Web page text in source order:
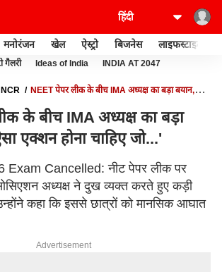
मनोरंजन खेल ऐस्ट्रो बिजनेस लाइफस्टाइल
गैलरी Ideas of India INDIA AT 2047
NCR
NEET पेपर लीक के बीच IMA अध्यक्ष का बड़ा बयान,
के बीच IMA अध्यक्ष का बड़ा
एक्शन होना चाहिए जो...'
Exam Cancelled: नीट पेपर लीक पर
अध्यक्ष ने दुख व्यक्त करते हुए कड़ी
कहा कि इससे छात्रों को मानसिक आघात
Advertisement